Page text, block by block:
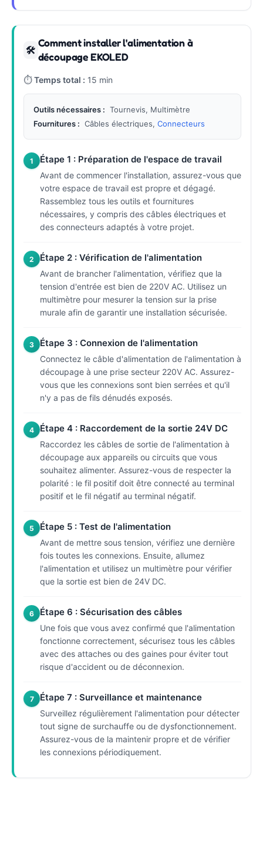
🛠
Comment installer l'alimentation à
découpage EKOLED
⏱Temps total : 15 min
Outils nécessaires : Tournevis, Multimètre
Fournitures : Câbles électriques, Connecteurs
1 Étape 1 : Préparation de l'espace de travail
Avant de commencer l'installation, assurez-vous que
votre espace de travail est propre et dégagé.
Rassemblez tous les outils et fournitures
nécessaires, y compris des câbles électriques et
des connecteurs adaptés à votre projet.
2 Étape 2 : Vérification de l'alimentation
Avant de brancher l'alimentation, vérifiez que la
tension d'entrée est bien de 220V AC. Utilisez un
multimètre pour mesurer la tension sur la prise
murale afin de garantir une installation sécurisée.
3 Étape 3 : Connexion de l'alimentation
Connectez le câble d'alimentation de l'alimentation à
découpage à une prise secteur 220V AC. Assurez-
vous que les connexions sont bien serrées et qu'il
n'y a pas de fils dénudés exposés.
4 Étape 4 : Raccordement de la sortie 24V DC
Raccordez les câbles de sortie de l'alimentation à
découpage aux appareils ou circuits que vous
souhaitez alimenter. Assurez-vous de respecter la
polarité : le fil positif doit être connecté au terminal
positif et le fil négatif au terminal négatif.
5 Étape 5 : Test de l'alimentation
Avant de mettre sous tension, vérifiez une dernière
fois toutes les connexions. Ensuite, allumez
l'alimentation et utilisez un multimètre pour vérifier
que la sortie est bien de 24V DC.
6 Étape 6 : Sécurisation des câbles
Une fois que vous avez confirmé que l'alimentation
fonctionne correctement, sécurisez tous les câbles
avec des attaches ou des gaines pour éviter tout
risque d'accident ou de déconnexion.
7 Étape 7 : Surveillance et maintenance
Surveillez régulièrement l'alimentation pour détecter
tout signe de surchauffe ou de dysfonctionnement.
Assurez-vous de la maintenir propre et de vérifier
les connexions périodiquement.